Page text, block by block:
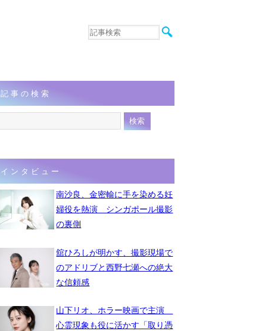
音楽
連載
フォト
記事の検索
インタビュー
南沙良、金密輸に手を染める妊
婦役を熱演 シンガポール撮影
の裏側
舘ひろしが明かす、撮影現場で
のアドリブと西野七瀬への絶大
な信頼感
山下リオ、ホラー映画で主演
心霊現象も役に活かす「取り憑